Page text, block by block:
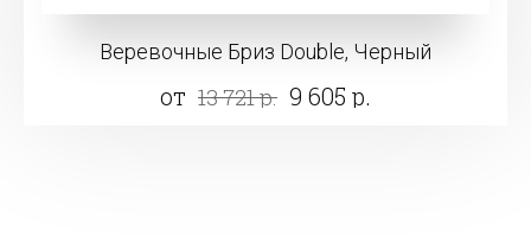
Веревочные Бриз Double, Черный
от 13 721 р. 9 605 р.